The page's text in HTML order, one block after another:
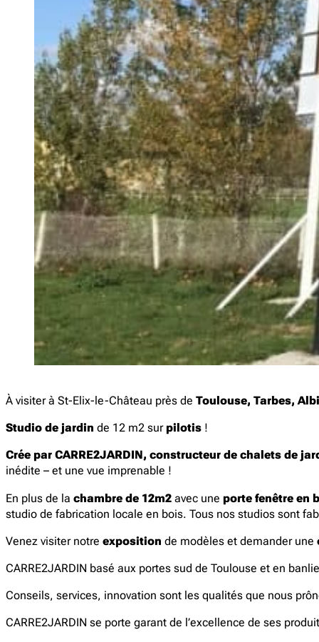
À visiter à St-Elix-le-Château près de Toulouse, Tarbes,
Studio de jardin de 12 m2 sur pilotis !
Crée par CARRE2JARDIN, constructeur de chalets de
inédite – et une vue imprenable !
En plus de la chambre de 12m2 avec une porte fenêtre en
studio de fabrication locale en bois. Tous nos studios sont
Venez visiter notre exposition de modèles et demander une
CARRE2JARDIN basé aux portes sud de Toulouse et en
Conseils, services, innovation sont les qualités que nous
CARRE2JARDIN se porte garant de l’excellence de ses